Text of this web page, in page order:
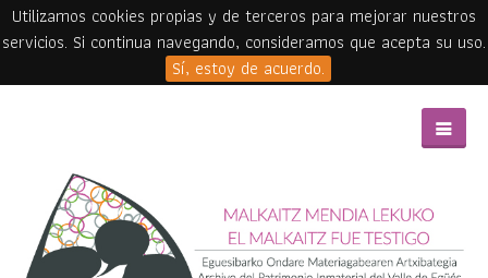
Utilizamos cookies propias y de terceros para mejorar nuestros
servicios. Si continua navegando, consideramos que acepta su uso.
Sí, estoy de acuerdo.